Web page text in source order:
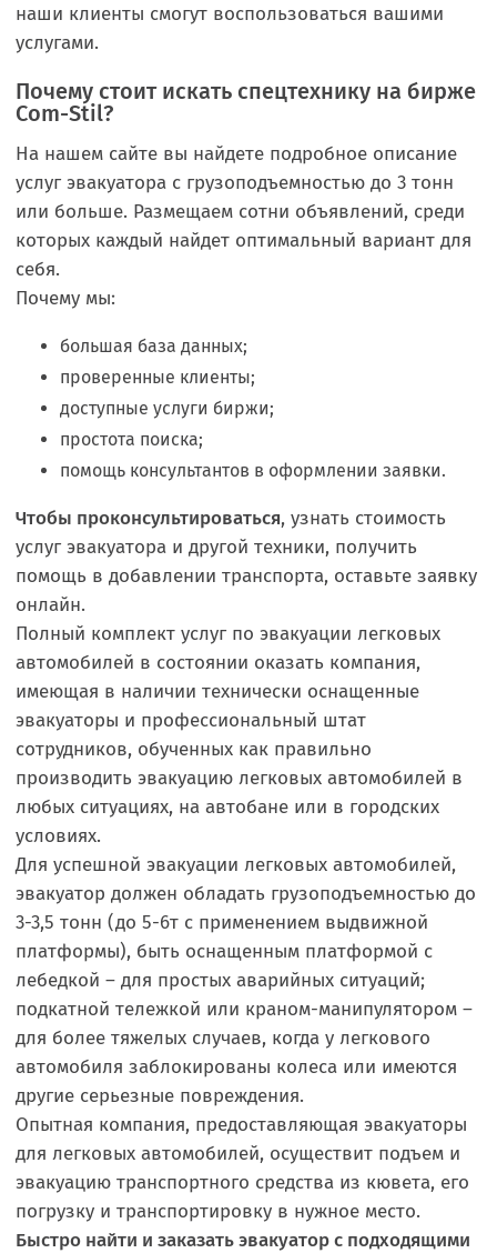
наши клиенты смогут воспользоваться вашими
услугами.
Почему стоит искать спецтехнику на бирже
Com-Stil?
На нашем сайте вы найдете подробное описание
услуг эвакуатора с грузоподъемностью до 3 тонн
или больше. Размещаем сотни объявлений, среди
которых каждый найдет оптимальный вариант для
себя.
Почему мы:
большая база данных;
проверенные клиенты;
доступные услуги биржи;
простота поиска;
помощь консультантов в оформлении заявки.
Чтобы проконсультироваться, узнать стоимость
услуг эвакуатора и другой техники, получить
помощь в добавлении транспорта, оставьте заявку
онлайн.
Полный комплект услуг по эвакуации легковых
автомобилей в состоянии оказать компания,
имеющая в наличии технически оснащенные
эвакуаторы и профессиональный штат
сотрудников, обученных как правильно
производить эвакуацию легковых автомобилей в
любых ситуациях, на автобане или в городских
условиях.
Для успешной эвакуации легковых автомобилей,
эвакуатор должен обладать грузоподъемностью до
3-3,5 тонн (до 5-6т с применением выдвижной
платформы), быть оснащенным платформой с
лебедкой – для простых аварийных ситуаций;
подкатной тележкой или краном-манипулятором –
для более тяжелых случаев, когда у легкового
автомобиля заблокированы колеса или имеются
другие серьезные повреждения.
Опытная компания, предоставляющая эвакуаторы
для легковых автомобилей, осуществит подъем и
эвакуацию транспортного средства из кювета, его
погрузку и транспортировку в нужное место.
Быстро найти и заказать эвакуатор с подходящими